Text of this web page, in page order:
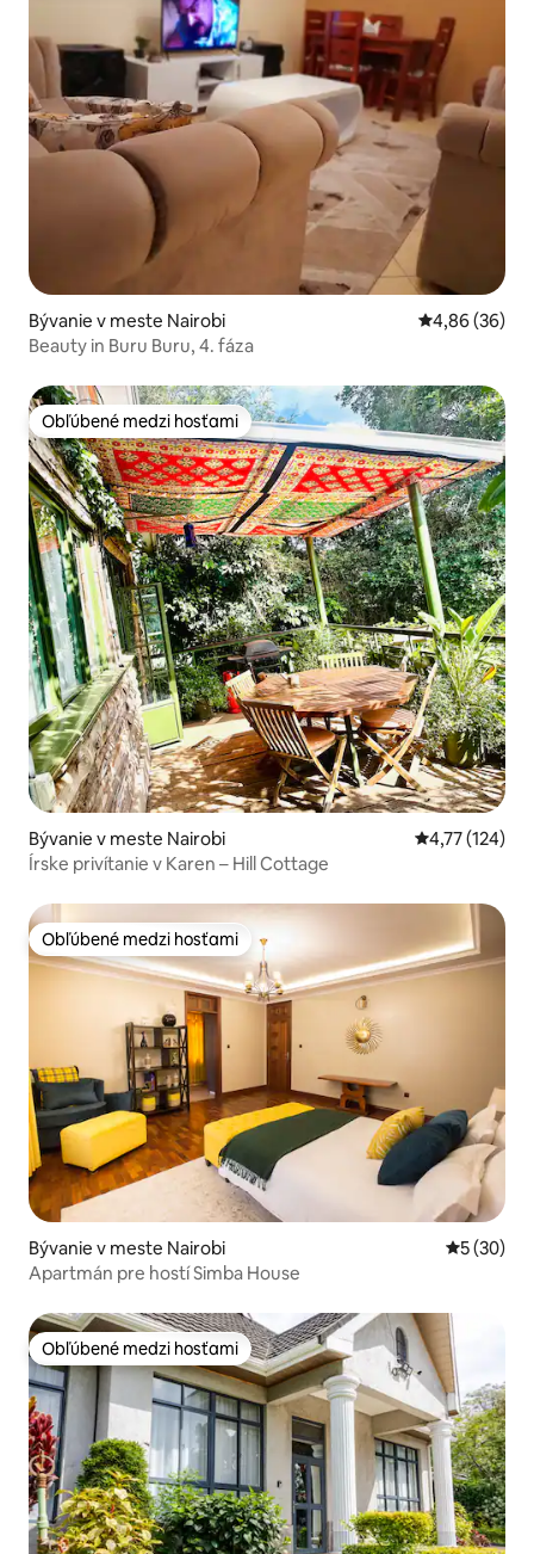
Bývanie v meste Nairobi Priemerné
4,86 (36)
Beauty in Buru Buru, 4. fáza
Obľúbené medzi hosťami
Obľúbené medzi hosťami
Bývanie v meste Nairobi Priemerné
4,77 (124)
Írske privítanie v Karen – Hill Cottage
Obľúbené medzi hosťami
Obľúbené medzi hosťami
Bývanie v meste Nairobi
5 (30)
Apartmán pre hostí Simba House
Obľúbené medzi hosťami
Obľúbené medzi hosťami